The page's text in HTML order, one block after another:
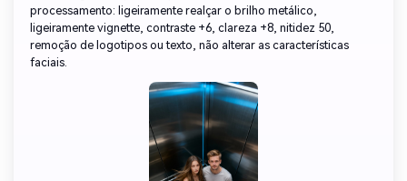
processamento: ligeiramente realçar o brilho metálico,
ligeiramente vignette, contraste +6, clareza +8, nitidez 50,
remoção de logotipos ou texto, não alterar as características
faciais.